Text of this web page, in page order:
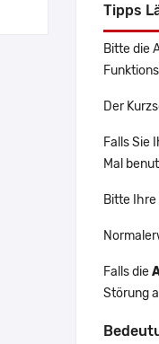
Tipps
Bitte die
Der
Falls Sie
Mal
Bitte
Falls die
Störung